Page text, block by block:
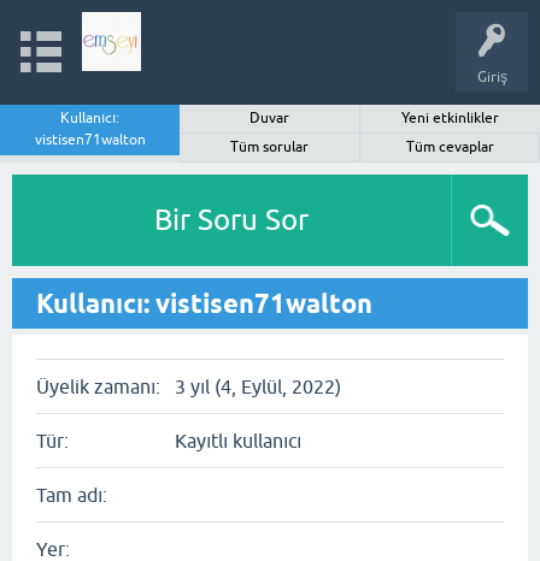
Giriş
Kullanıcı:
vistisen71walton
Duvar
Yeni etkinlikler
Tüm sorular
Tüm cevaplar
Bir Soru Sor
Kullanıcı: vistisen71walton
Üyelik zamanı: 3 yıl (4, Eylül, 2022)
Tür: Kayıtlı kullanıcı
Tam adı:
Yer: